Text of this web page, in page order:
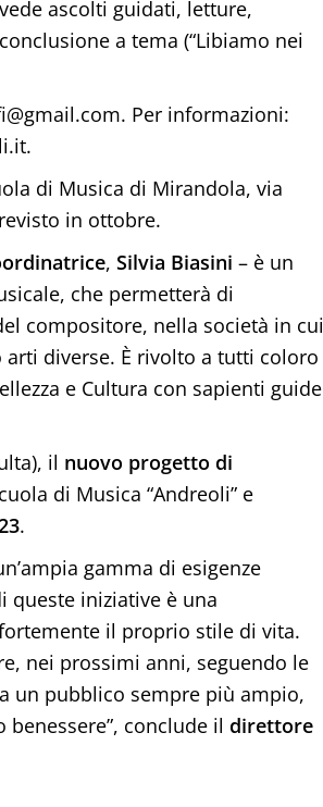
ascolti guidati, letture,
a tema (“Libiamo nei
Per informazioni:
di Musica di Mirandola, via
in ottobre.
, Silvia Biasini – è un
che permetterà di
compositore, nella società in cui
diverse. È rivolto a tutti coloro
e Cultura con sapienti guide
il nuovo progetto di
di Musica “Andreoli” e
.
gamma di esigenze
queste iniziative è una
il proprio stile di vita.
nei prossimi anni, seguendo le
un pubblico sempre più ampio,
conclude il direttore